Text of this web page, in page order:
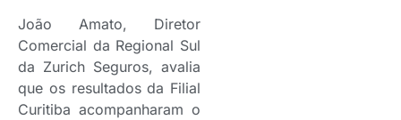
João Amato, Diretor
Comercial da Regional Sul
da Zurich Seguros, avalia
que os resultados da Filial
Curitiba acompanharam o